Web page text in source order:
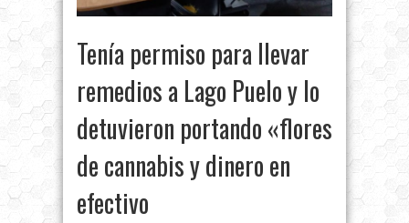
Tenía permiso para llevar
remedios a Lago Puelo y lo
detuvieron portando «flores
de cannabis y dinero en
efectivo